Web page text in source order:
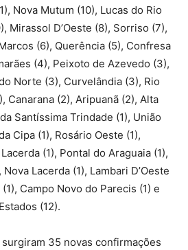
Nova Mutum (10), Lucas do Rio
Mirassol D’Oeste (8), Sorriso (7),
(6), Querência (5), Confresa
(4), Peixoto de Azevedo (3),
Norte (3), Curvelândia (3), Rio
Canarana (2), Aripuanã (2), Alta
Santíssima Trindade (1), União
Cipa (1), Rosário Oeste (1),
(1), Pontal do Araguaia (1),
Lacerda (1), Lambari D’Oeste
Campo Novo do Parecis (1) e
(12).
35 novas confirmações